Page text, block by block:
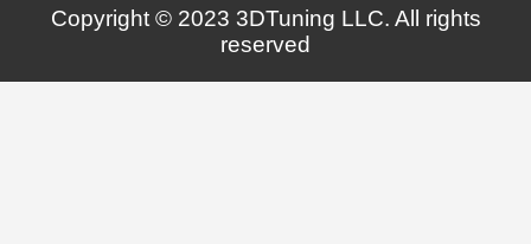
Copyright © 2023 3DTuning LLC. All rights
reserved